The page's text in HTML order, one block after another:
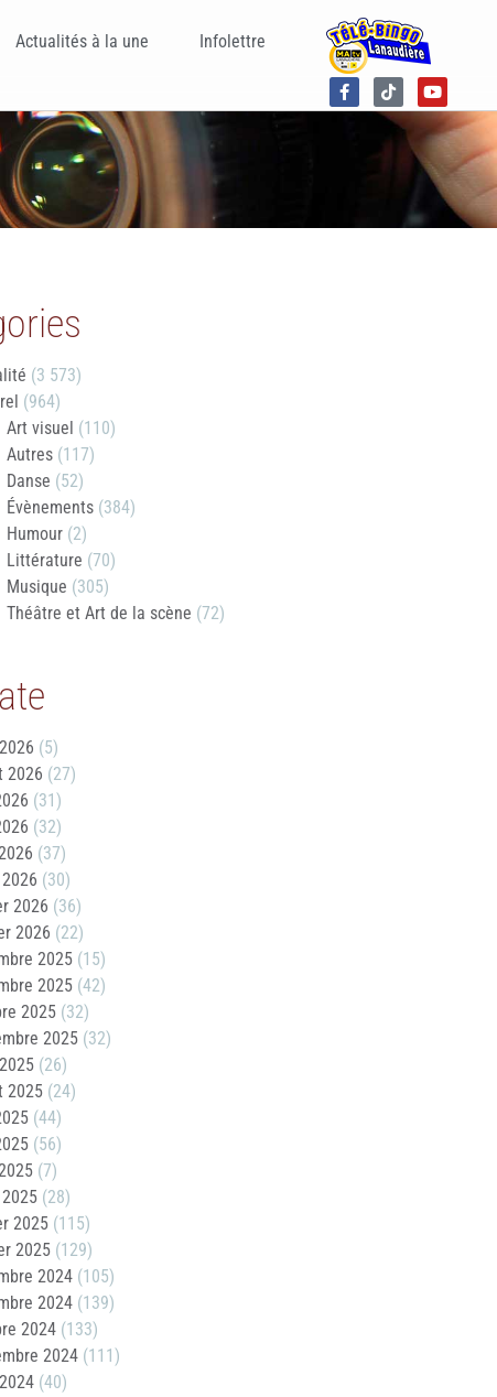
Actualités à la une Infolettre
(3 573)
(964)
Art visuel (110)
Autres(117)
Danse (52)
Évènements(384)
Humour(2)
Littérature (70)
Musique (305)
Théâtre et Art de la scène (72)
(5)
2026 (27)
(31)
(32)
(37)
(30)
2026 (36)
2026 (22)
2025(15)
2025(42)
2025(32)
2025(32)
(26)
2025(24)
(44)
(56)
(7)
(28)
2025(115)
2025(129)
2024(105)
2024(139)
2024(133)
2024(111)
(40)